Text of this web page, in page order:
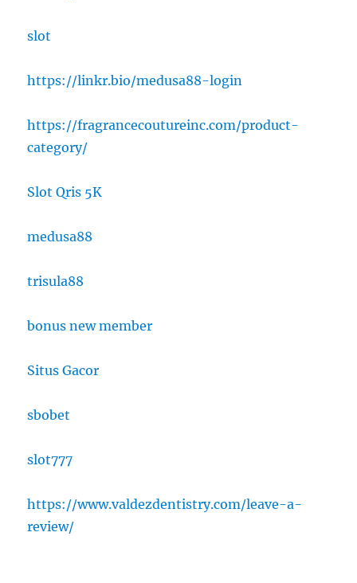
slot
https://linkr.bio/medusa88-login
https://fragrancecoutureinc.com/product-
category/
Slot Qris 5K
medusa88
trisula88
bonus new member
Situs Gacor
sbobet
slot777
https://www.valdezdentistry.com/leave-a-
review/